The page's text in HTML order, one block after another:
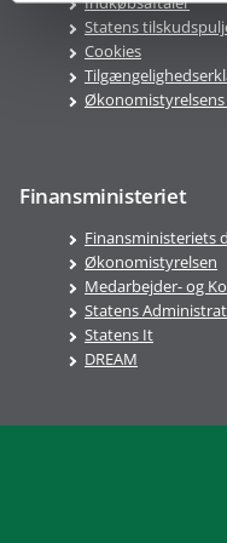
Statens
Cookies
Finansministeriet
Finansministeriets
Økonomistyrelsen
Medarbejder- og
Statens
Statens It
DREAM